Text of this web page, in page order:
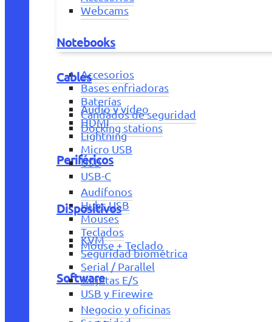
Webcams
Notebooks
Accesorios
Bases enfriadoras
Baterías
Candados de seguridad
Docking stations
Periféricos
Audífonos
Hubs USB
Mouses
Teclados
Mouse + Teclado
Software
Negocio y oficinas
Cables
Audio y vídeo
HDMI
Lightning
Micro USB
USB
USB-C
Dispositivos
KVM
Seguridad biométrica
Serial / Parallel
Tarjetas E/S
USB y Firewire